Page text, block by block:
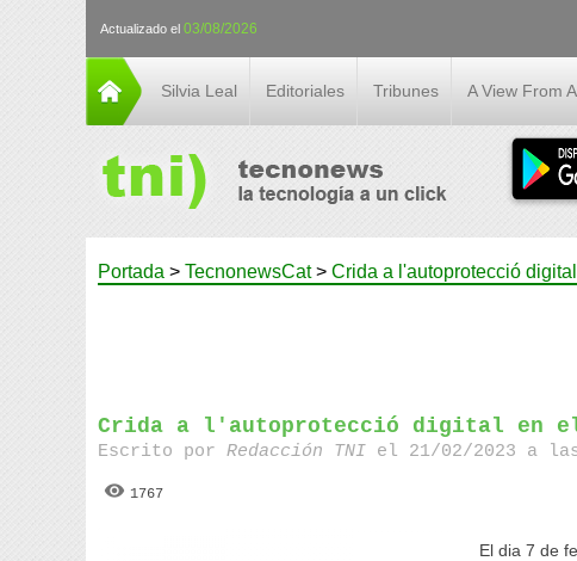
Actualizado el 03/08/2026
Silvia Leal Editoriales Tribunes A View From
Portada > TecnonewsCat > Crida a l'autoprotecció
Crida a l'autoprotecció digital en
Escrito porRedacción TNI el 21/02/2023 a
1767
El dia 7 de